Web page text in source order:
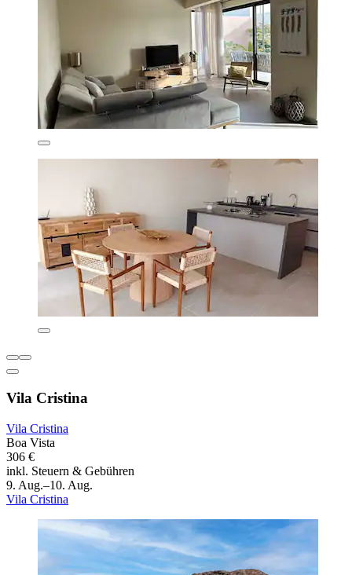
Vila Cristina
Vila Cristina
Boa Vista
306 €
inkl. Steuern & Gebühren
9. Aug.–10. Aug.
Vila Cristina